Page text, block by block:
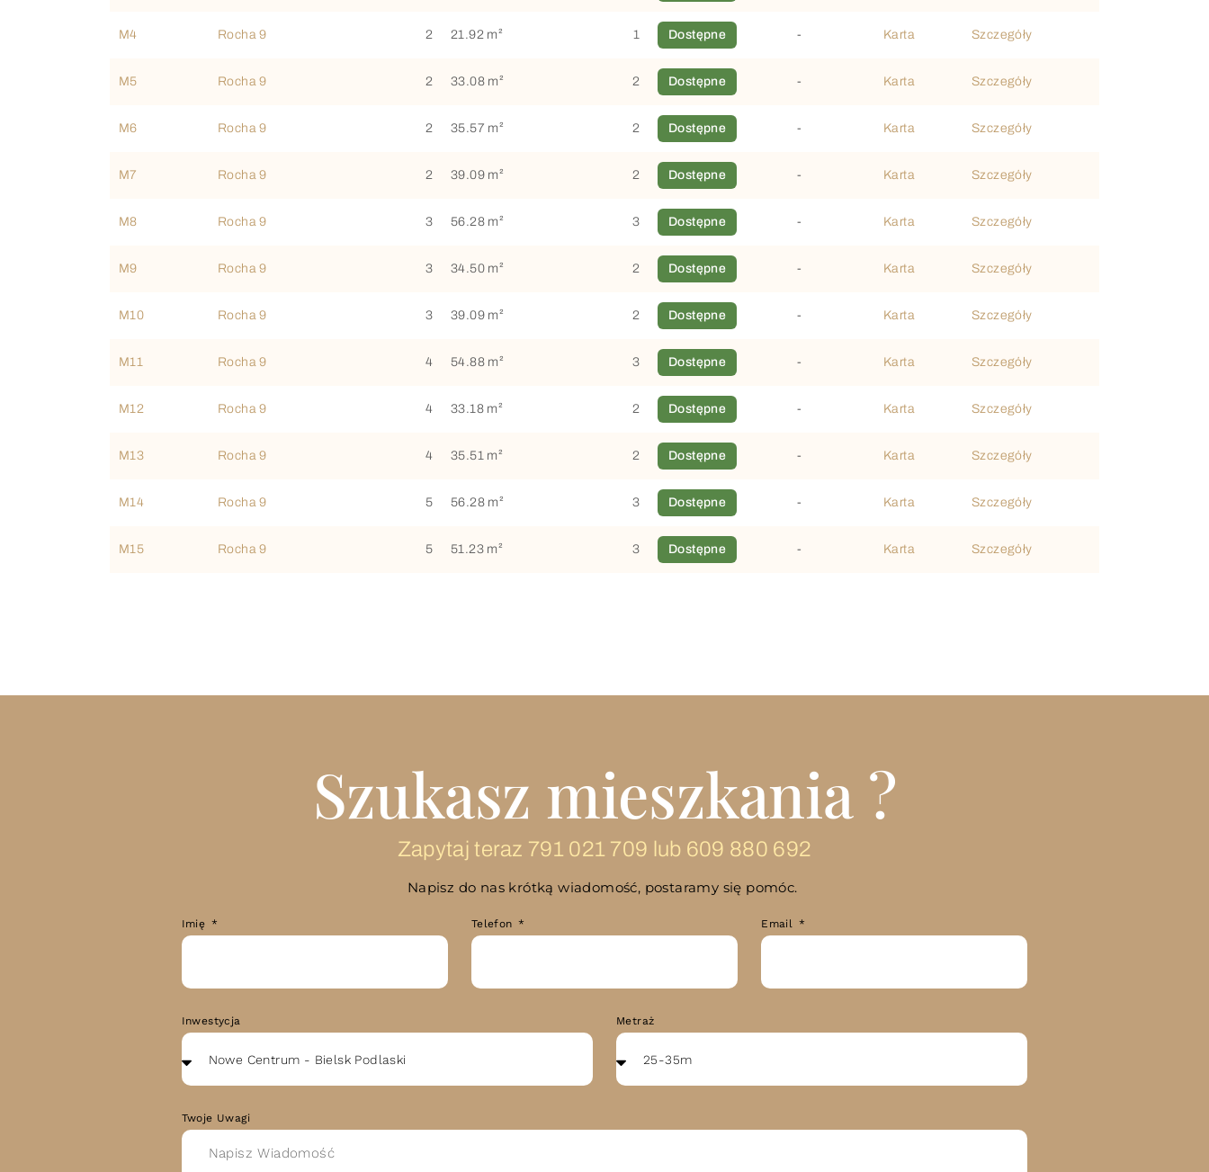
M4 Rocha 9 2 21.92 m² 1 Dostępne - Karta Szczegóły
M5 Rocha 9 2 33.08 m² 2 Dostępne - Karta Szczegóły
M6 Rocha 9 2 35.57 m² 2 Dostępne - Karta Szczegóły
M7 Rocha 9 2 39.09 m² 2 Dostępne - Karta Szczegóły
M8 Rocha 9 3 56.28 m² 3 Dostępne - Karta Szczegóły
M9 Rocha 9 3 34.50 m² 2 Dostępne - Karta Szczegóły
M10 Rocha 9 3 39.09 m² 2 Dostępne - Karta Szczegóły
M11 Rocha 9 4 54.88 m² 3 Dostępne - Karta Szczegóły
M12 Rocha 9 4 33.18 m² 2 Dostępne - Karta Szczegóły
M13 Rocha 9 4 35.51 m² 2 Dostępne - Karta Szczegóły
M14 Rocha 9 5 56.28 m² 3 Dostępne - Karta Szczegóły
M15 Rocha 9 5 51.23 m² 3 Dostępne - Karta Szczegóły
Szukasz mieszkania ?
Zapytaj teraz 791 021 709 lub 609 880 692
Napisz do nas krótką wiadomość, postaramy się pomóc.
Imię Telefon Email
Inwestycja Metraż
Twoje Uwagi